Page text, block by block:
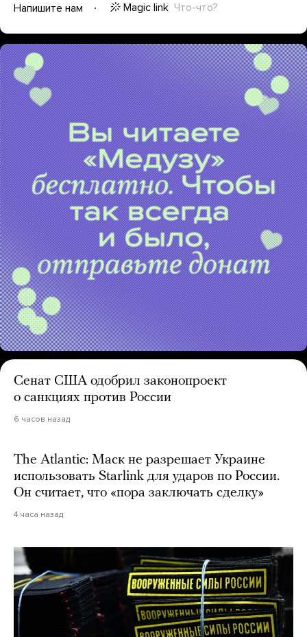
Напишите нам
Magic link Что-что?
Сенат США одобрил законопроект
о санкциях против России
6 часов назад
The Atlantic: Маск не разрешает Украине
использовать Starlink для ударов по России.
Он считает, что «пора заключать сделку»
4 часа назад